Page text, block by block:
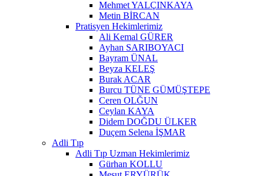
Mehmet YALÇINKAYA
Metin BİRCAN
Pratisyen Hekimlerimiz
Ali Kemal GÜRER
Ayhan SARIBOYACI
Bayram ÜNAL
Beyza KELEŞ
Burak ACAR
Burcu TÜNE GÜMÜŞTEPE
Ceren OLĞUN
Ceylan KAYA
Didem DOĞDU ÜLKER
Duçem Selena İŞMAR
Adli Tıp
Adli Tıp Uzman Hekimlerimiz
Gürhan KOLLU